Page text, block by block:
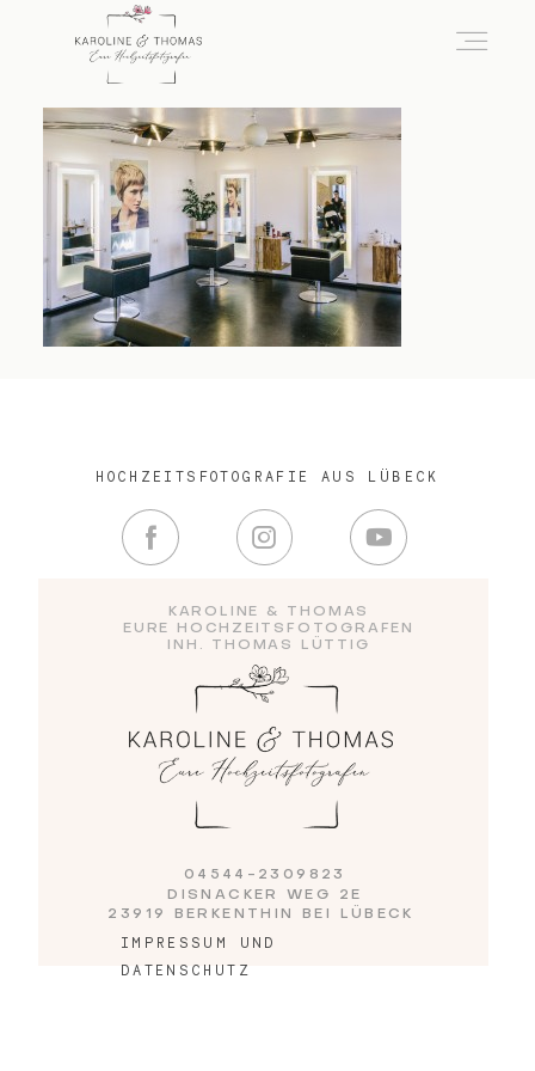
KAROLINE & THOMAS
EURE HOCHZEITSFOTOGRAFEN
INH. THOMAS LÜTTIG
IMPRESSUM UND
DATENSCHUTZ
04544-2309823
DISNACKER WEG 2E
23919 BERKENTHIN BEI LÜBECK
HOCHZEITSFOTOGRAFIE AUS LÜBECK
home
Hochzeit
das besondere Portrait
Kontakt
Blog
Impressum